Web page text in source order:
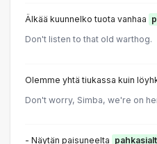
Älkää kuunnelko tuota vanhaa
Don't listen to that old warthog.
Olemme yhtä tiukassa kuin
Don't worry, Simba, we're on
- Näytän paisuneelta